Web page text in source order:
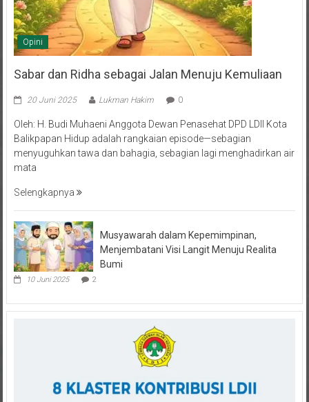
Opini
Sabar dan Ridha sebagai Jalan Menuju Kemuliaan
Balikpapan Hidup adalah rangkaian episode—sebagian
menyuguhkan tawa dan bahagia, sebagian lagi menghadirkan air
mata
Menjembatani Visi Langit Menuju Realita
Bumi
10 Juni 2025 2